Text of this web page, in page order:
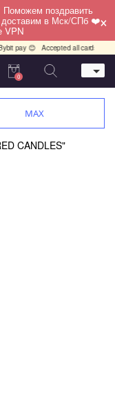
Поможем поздравить
доставим в Мск/СПб ❤️
VPN ×
pay 😊 Accepted all cards,
0
MAX
CANDLES"